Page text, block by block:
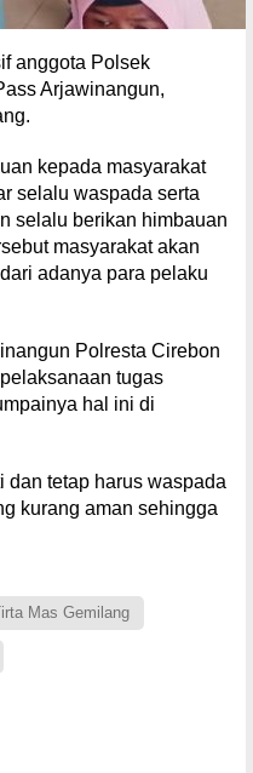
anggota Polsek
Arjawinangun,
kepada masyarakat
selalu waspada serta
selalu berikan himbauan
masyarakat akan
adanya para pelaku
Polresta Cirebon
tugas
hal ini di
dan tetap harus waspada
kurang aman sehingga
Mas Gemilang